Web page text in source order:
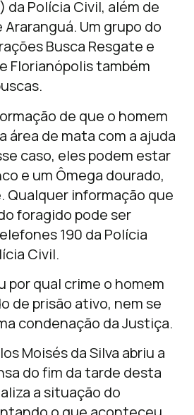
da Polícia Civil, além de
Um grupo do
Busca Resgate e
Florianópolis também
de que o homem
área de mata com a ajuda
caso, eles podem estar
e um Ômega dourado,
Qualquer informação que
foragido pode ser
190 da Polícia
Civil.
por qual crime o homem
de prisão ativo, nem se
condenação da Justiça.
Moisés da Silva abriu a
do fim da tarde desta
a situação do